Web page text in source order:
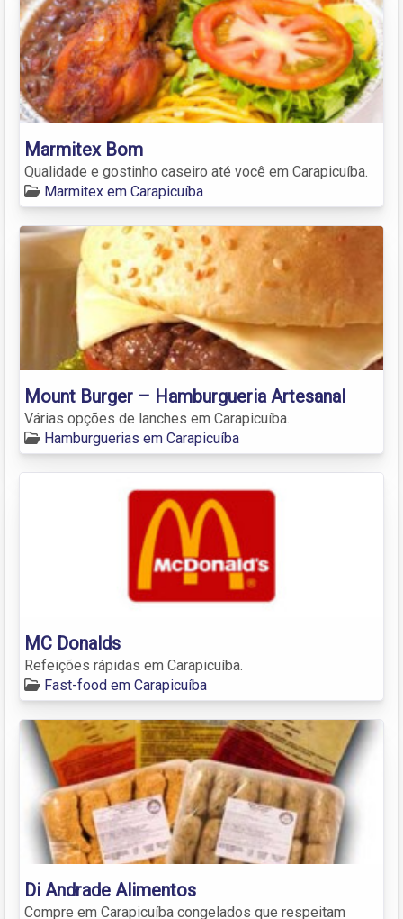
Marmitex Bom
Qualidade e gostinho caseiro até você em Carapicuíba.
Marmitex em Carapicuíba
Mount Burger – Hamburgueria Artesanal
Várias opções de lanches em Carapicuíba.
Hamburguerias em Carapicuíba
MC Donalds
Refeições rápidas em Carapicuíba.
Fast-food em Carapicuíba
Di Andrade Alimentos
Compre em Carapicuíba congelados que respeitam